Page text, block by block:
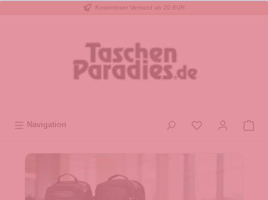
Kostenloser Versand ab 20 EUR
Navigation